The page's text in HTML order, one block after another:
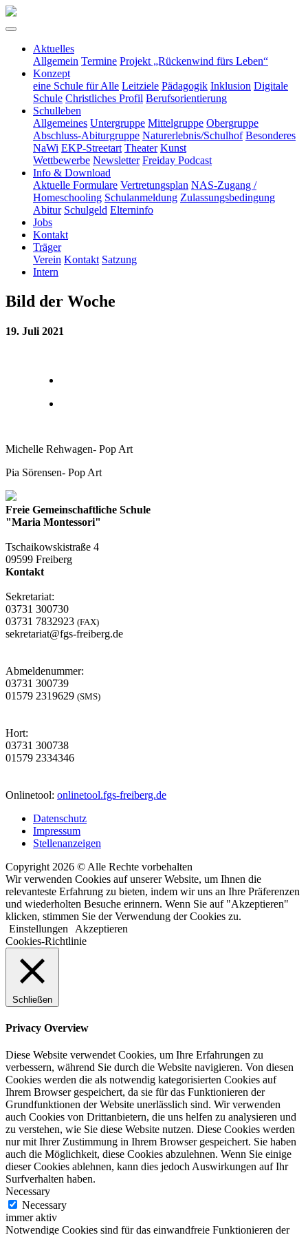
Aktuelles
Allgemein Termine Projekt „Rückenwind fürs Leben“
Konzept
eine Schule für Alle Leitziele Pädagogik Inklusion Digitale
Schule Christliches Profil Berufsorientierung
Schulleben
Allgemeines Untergruppe Mittelgruppe Obergruppe
Abschluss-Abiturgruppe Naturerlebnis/Schulhof Besonderes
NaWi EKP-Streetart Theater Kunst
Wettbewerbe Newsletter Freiday Podcast
Info & Download
Aktuelle Formulare Vertretungsplan NAS-Zugang /
Homeschooling Schulanmeldung Zulassungsbedingung
Abitur Schulgeld Elterninfo
Jobs
Kontakt
Träger
Verein Kontakt Satzung
Intern
Bild der Woche
19. Juli 2021
Michelle Rehwagen- Pop Art
Pia Sörensen- Pop Art
Freie Gemeinschaftliche Schule
"Maria Montessori"
Tschaikowskistraße 4
09599 Freiberg
Kontakt
Sekretariat:
03731 300730
03731 7832923 (FAX)
sekretariat@fgs-freiberg.de
Abmeldenummer:
03731 300739
01579 2319629 (SMS)
Hort:
03731 300738
01579 2334346
Onlinetool: onlinetool.fgs-freiberg.de
Datenschutz
Impressum
Stellenanzeigen
Copyright 2026 © Alle Rechte vorbehalten
Wir verwenden Cookies auf unserer Website, um Ihnen die
relevanteste Erfahrung zu bieten, indem wir uns an Ihre Präferenzen
und wiederholten Besuche erinnern. Wenn Sie auf "Akzeptieren"
klicken, stimmen Sie der Verwendung der Cookies zu.
Einstellungen Akzeptieren
Cookies-Richtlinie
Schließen
Privacy Overview
Diese Website verwendet Cookies, um Ihre Erfahrungen zu
verbessern, während Sie durch die Website navigieren. Von diesen
Cookies werden die als notwendig kategorisierten Cookies auf
Ihrem Browser gespeichert, da sie für das Funktionieren der
Grundfunktionen der Website unerlässlich sind. Wir verwenden
auch Cookies von Drittanbietern, die uns helfen zu analysieren und
zu verstehen, wie Sie diese Website nutzen. Diese Cookies werden
nur mit Ihrer Zustimmung in Ihrem Browser gespeichert. Sie haben
auch die Möglichkeit, diese Cookies abzulehnen. Wenn Sie einige
dieser Cookies ablehnen, kann dies jedoch Auswirkungen auf Ihr
Surfverhalten haben.
Necessary
Necessary
immer aktiv
Notwendige Cookies sind für das einwandfreie Funktionieren der